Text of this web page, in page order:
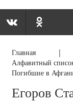
Главная
Алфавитный
Погибшие в
Егоров